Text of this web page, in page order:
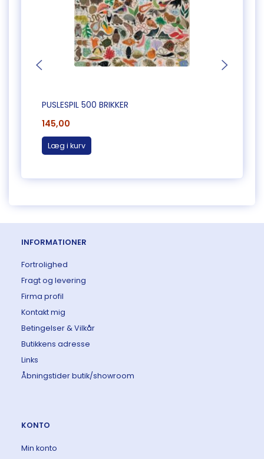
PUSLESPIL 500 BRIKKER
145,00
Læg i kurv
INFORMATIONER
Fortrolighed
Fragt og levering
Firma profil
Kontakt mig
Betingelser & Vilkår
Butikkens adresse
Links
Åbningstider butik/showroom
KONTO
Min konto